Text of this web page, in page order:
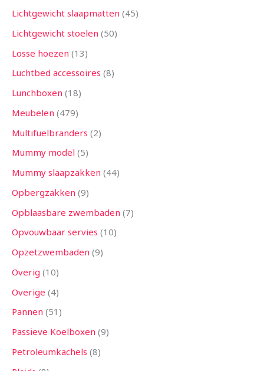
Lichtgewicht slaapmatten 45
Lichtgewicht stoelen 50
Losse hoezen 13
Luchtbed accessoires 8
Lunchboxen 18
Meubelen 479
Multifuelbranders 2
Mummy model 5
Mummy slaapzakken 44
Opbergzakken 9
Opblaasbare zwembaden 7
Opvouwbaar servies 10
Opzetzwembaden 9
Overig 10
Overige 4
Pannen 51
Passieve Koelboxen 9
Petroleumkachels 8